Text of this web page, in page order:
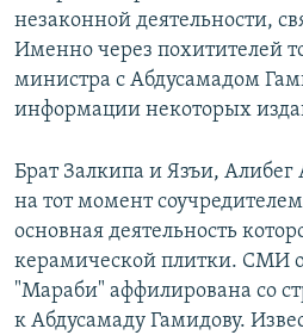
незаконной деятельности,
Именно через похитителей
министра с Абдусамадом
информации некоторых
Брат Залкипа и Язъи, Алибег
на тот момент
основная деятельность
керамической плитки. СМИ
"Мараби" аффилирована со
к Абдусамаду Гамидову.